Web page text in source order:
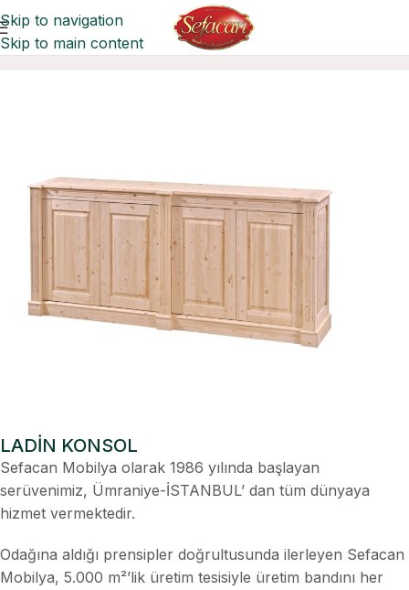
Skip to navigation
Skip to main content
Ana Sayfa Konsollar
LADİN KONSOL
Sefacan Mobilya olarak 1986 yılında başlayan
serüvenimiz, Ümraniye-İSTANBUL’ dan tüm dünyaya
hizmet vermektedir.
Odağına aldığı prensipler doğrultusunda ilerleyen Sefacan
Mobilya, 5.000 m²’lik üretim tesisiyle üretim bandını her